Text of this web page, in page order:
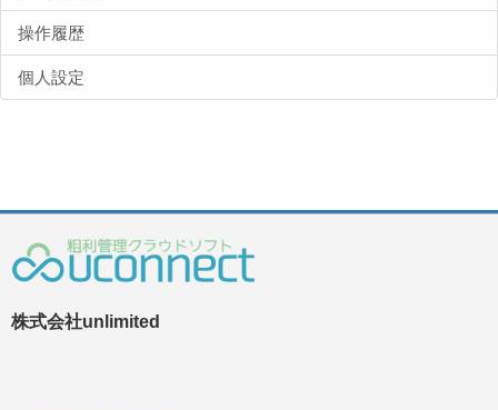
操作履歴
個人設定
株式会社unlimited